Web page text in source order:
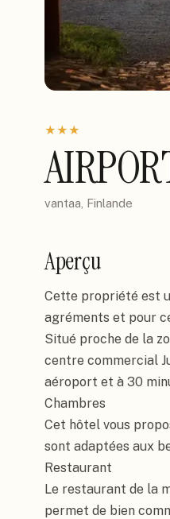
★★★
vantaa, Finlande
Aperçu
Cette propriété est
agréments et pour
Situé proche de la
centre commercial
aéroport et à 30
Chambres
Cet hôtel vous
sont adaptées aux
Restaurant
Le restaurant de la
permet de bien